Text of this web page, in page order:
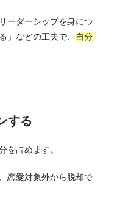
ーダーシップを身につ
」などの工夫で、
自分
する
を占めます。
恋愛対象外から脱却で